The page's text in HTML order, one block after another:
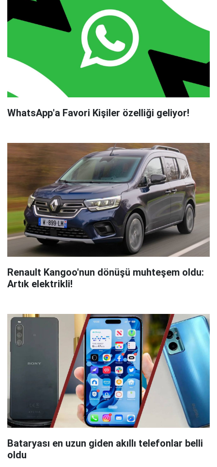
WhatsApp'a Favori Kişiler özelliği geliyor!
Renault Kangoo'nun dönüşü muhteşem oldu:
Artık elektrikli!
Bataryası en uzun giden akıllı telefonlar belli
oldu